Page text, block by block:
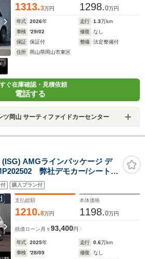
1313.3万円 1298.0万円
年式 2026年 走行 1.3万km
車検
'29/02 修復
なし
保証
保証付 整備
法定整備付
住所
岡山県岡山市東区
ぐ在庫確認・見積依頼
電話する
ツ岡山 サーティファイドカーセンター
AMGラインパッケージ デ
弊社デモカー/シートベ
ー/ヘッドアップディスプレイ/パ
ルーフ/パフュームアトマイザ/
保冷機能/360度カメラシステム/
購入プラン付
支払総額
1210.8万円
本体価格
1198.0万円
残価ローン 月々93,400円
年式 2025年 走行 0.6万km
車検
'28/09 修復
なし